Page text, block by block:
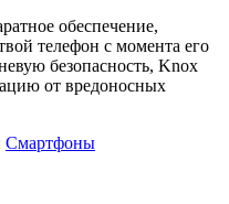
обеспечение,
телефон с момента его
безопасность, Knox
от вредоносных
Смартфоны